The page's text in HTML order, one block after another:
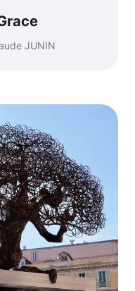
JUNIN